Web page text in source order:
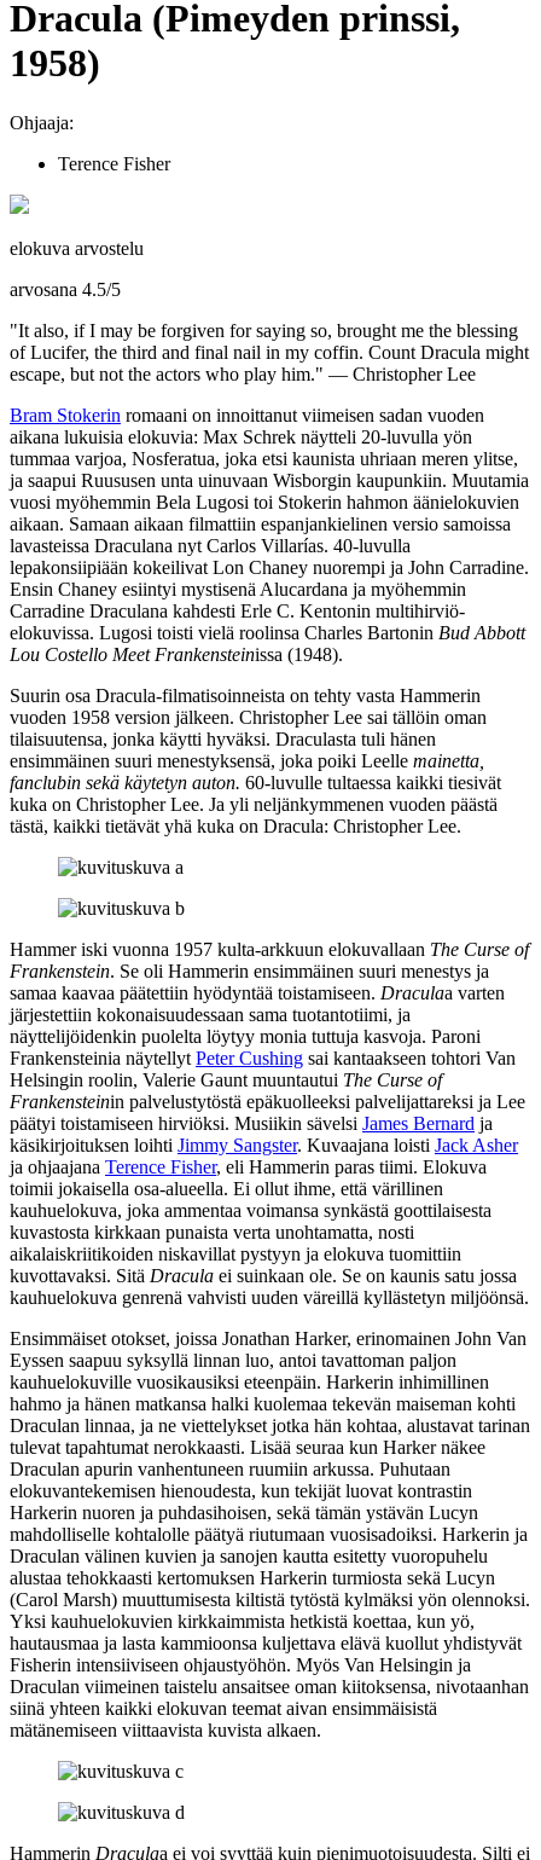
Dracula (Pimeyden prinssi,
1958)
Ohjaaja:
Terence Fisher
elokuva arvostelu
arvosana 4.5/5
"It also, if I may be forgiven for saying so, brought me the blessing
of Lucifer, the third and final nail in my coffin. Count Dracula might
escape, but not the actors who play him." — Christopher Lee
Bram Stokerin romaani on innoittanut viimeisen sadan vuoden
aikana lukuisia elokuvia: Max Schrek näytteli 20‑luvulla yön
tummaa varjoa, Nosferatua, joka etsi kaunista uhriaan meren ylitse,
ja saapui Ruususen unta uinuvaan Wisborgin kaupunkiin. Muutamia
vuosi myöhemmin Bela Lugosi toi Stokerin hahmon äänielokuvien
aikaan. Samaan aikaan filmattiin espanjankielinen versio samoissa
lavasteissa Draculana nyt Carlos Villarías. 40‑luvulla
lepakonsiipiään kokeilivat Lon Chaney nuorempi ja John Carradine.
Ensin Chaney esiintyi mystisenä Alucardana ja myöhemmin
Carradine Draculana kahdesti Erle C. Kentonin multihirviö-
elokuvissa. Lugosi toisti vielä roolinsa Charles Bartonin Bud Abbott
Lou Costello Meet Frankensteinissa (1948).
Suurin osa Dracula-filmatisoinneista on tehty vasta Hammerin
vuoden 1958 version jälkeen. Christopher Lee sai tällöin oman
tilaisuutensa, jonka käytti hyväksi. Draculasta tuli hänen
ensimmäinen suuri menestyksensä, joka poiki Leelle mainetta,
fanclubin sekä käytetyn auton. 60‑luvulle tultaessa kaikki tiesivät
kuka on Christopher Lee. Ja yli neljänkymmenen vuoden päästä
tästä, kaikki tietävät yhä kuka on Dracula: Christopher Lee.
Hammer iski vuonna 1957 kulta-arkkuun elokuvallaan The Curse of
Frankenstein. Se oli Hammerin ensimmäinen suuri menestys ja
samaa kaavaa päätettiin hyödyntää toistamiseen. Draculaa varten
järjestettiin kokonaisuudessaan sama tuotantotiimi, ja
näyttelijöidenkin puolelta löytyy monia tuttuja kasvoja. Paroni
Frankensteinia näytellyt Peter Cushing sai kantaakseen tohtori Van
Helsingin roolin, Valerie Gaunt muuntautui The Curse of
Frankensteinin palvelustytöstä epäkuolleeksi palvelijattareksi ja Lee
päätyi toistamiseen hirviöksi. Musiikin sävelsi James Bernard ja
käsikirjoituksen loihti Jimmy Sangster. Kuvaajana loisti Jack Asher
ja ohjaajana Terence Fisher, eli Hammerin paras tiimi. Elokuva
toimii jokaisella osa‑alueella. Ei ollut ihme, että värillinen
kauhuelokuva, joka ammentaa voimansa synkästä goottilaisesta
kuvastosta kirkkaan punaista verta unohtamatta, nosti
aikalaiskriitikoiden niskavillat pystyyn ja elokuva tuomittiin
kuvottavaksi. Sitä Dracula ei suinkaan ole. Se on kaunis satu jossa
kauhuelokuva genrenä vahvisti uuden väreillä kyllästetyn miljöönsä.
Ensimmäiset otokset, joissa Jonathan Harker, erinomainen John Van
Eyssen saapuu syksyllä linnan luo, antoi tavattoman paljon
kauhuelokuville vuosikausiksi eteenpäin. Harkerin inhimillinen
hahmo ja hänen matkansa halki kuolemaa tekevän maiseman kohti
Draculan linnaa, ja ne viettelykset jotka hän kohtaa, alustavat tarinan
tulevat tapahtumat nerokkaasti. Lisää seuraa kun Harker näkee
Draculan apurin vanhentuneen ruumiin arkussa. Puhutaan
elokuvantekemisen hienoudesta, kun tekijät luovat kontrastin
Harkerin nuoren ja puhdasihoisen, sekä tämän ystävän Lucyn
mahdolliselle kohtalolle päätyä riutumaan vuosisadoiksi. Harkerin ja
Draculan välinen kuvien ja sanojen kautta esitetty vuoropuhelu
alustaa tehokkaasti kertomuksen Harkerin turmiosta sekä Lucyn
(Carol Marsh) muuttumisesta kiltistä tytöstä kylmäksi yön olennoksi.
Yksi kauhuelokuvien kirkkaimmista hetkistä koettaa, kun yö,
hautausmaa ja lasta kammioonsa kuljettava elävä kuollut yhdistyvät
Fisherin intensiiviseen ohjaustyöhön. Myös Van Helsingin ja
Draculan viimeinen taistelu ansaitsee oman kiitoksensa, nivotaanhan
siinä yhteen kaikki elokuvan teemat aivan ensimmäisistä
mätänemiseen viittaavista kuvista alkaen.
Hammerin Draculaa ei voi syyttää kuin pienimuotoisuudesta. Silti ei